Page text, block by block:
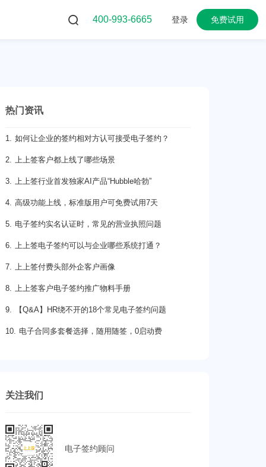
400-993-6665 登录 免费试用
热门资讯
1. 如何让企业的签约相对方认可接受电子签约？
2. 上上签客户都上线了哪些场景
3. 上上签行业首发独家AI产品“Hubble哈勃”
4. 高级功能上线，标准版用户可免费试用7天
5. 电子签约实名认证时，常见的营业执照问题
6. 上上签电子签约可以与企业哪些系统打通？
7. 上上签付费头部外企客户画像
8. 上上签客户电子签约推广物料手册
9. 【Q&A】HR绕不开的18个常见电子签约问题
10. 电子合同多套餐选择，随用随签，0启动费
关注我们
电子签约顾问